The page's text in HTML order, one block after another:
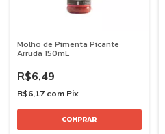
Molho de Pimenta Picante
Arruda 150mL
R$6,49
R$6,17 com Pix